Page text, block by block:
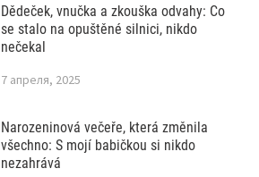
Dědeček, vnučka a zkouška odvahy: Co
se stalo na opuštěné silnici, nikdo
nečekal
7 апреля, 2025
Narozeninová večeře, která změnila
všechno: S mojí babičkou si nikdo
nezahrává